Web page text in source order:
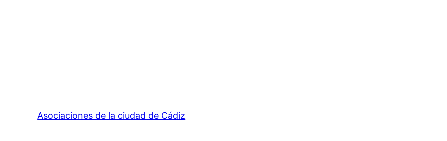
Asociaciones de la ciudad de Cádiz